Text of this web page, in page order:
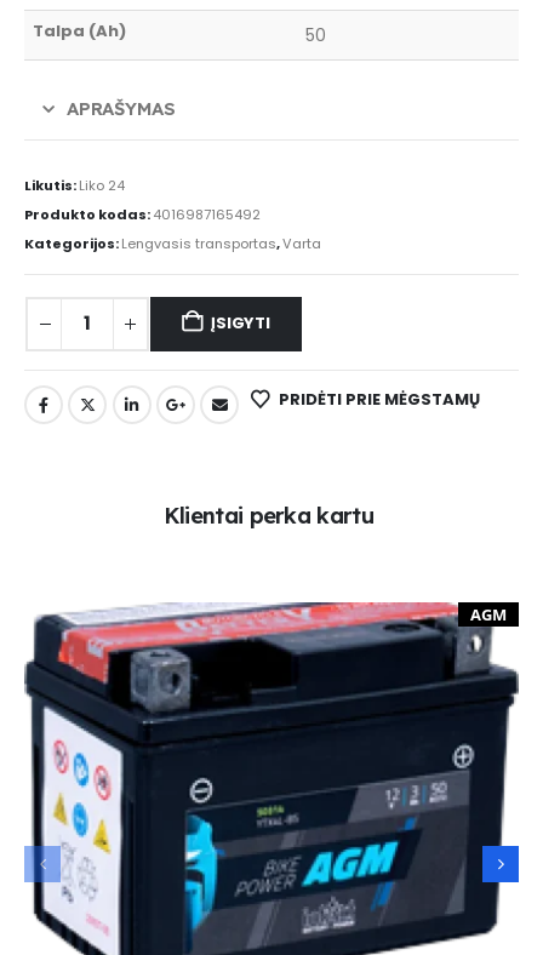
Talpa (Ah) 50
APRAŠYMAS
Likutis:Liko 24
Produkto kodas:4016987165492
Kategorijos:Lengvasis transportas,Varta
ĮSIGYTI
PRIDĖTI PRIE MĖGSTAMŲ
Klientai perka kartu
AGM